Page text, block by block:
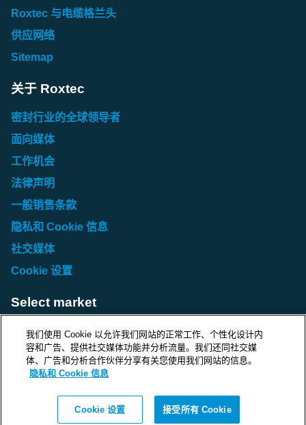
Roxtec 与电缆格兰头
供应网络
Sitemap
关于 Roxtec
密封行业的全球领导者
面向媒体
工作机会
法律声明
一般销售条款
隐私和 Cookie 信息
社交媒体
Cookie 设置
Select market
Choose local site
Protecting life and assets
我们使用 Cookie 以允许我们网站的正常工作、个性化设计内
容和广告、提供社交媒体功能并分析流量。我们还同社交媒
体、广告和分析合作伙伴分享有关您使用我们网站的信息。
隐私和 Cookie 信息
Cookie 设置 接受所有 Cookie